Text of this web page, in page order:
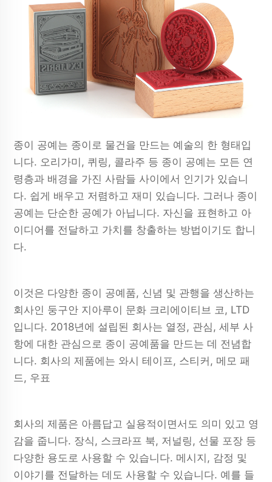
종이 공예는 종이로 물건을 만드는 예술의 한 형태입
니다. 오리가미, 퀴링, 콜라주 등 종이 공예는 모든 연
령층과 배경을 가진 사람들 사이에서 인기가 있습니
다. 쉽게 배우고 저렴하고 재미 있습니다. 그러나 종이
공예는 단순한 공예가 아닙니다. 자신을 표현하고 아
이디어를 전달하고 가치를 창출하는 방법이기도 합니
다.
이것은 다양한 종이 공예품, 신념 및 관행을 생산하는
회사인 둥구안 지아루이 문화 크리에이티브 코, LTD
입니다. 2018년에 설립된 회사는 열정, 관심, 세부 사
항에 대한 관심으로 종이 공예품을 만드는 데 전념합
니다. 회사의 제품에는 와시 테이프, 스티커, 메모 패
드, 우표
회사의 제품은 아름답고 실용적이면서도 의미 있고 영
감을 줍니다. 장식, 스크라프 북, 저널링, 선물 포장 등
다양한 용도로 사용할 수 있습니다. 메시지, 감정 및
이야기를 전달하는 데도 사용할 수 있습니다. 예를 들